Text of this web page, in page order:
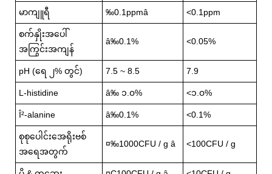
မာကျူရီ ‰0.1ppmâ <0.1ppm
စက်နှိုးအပေါ်
အကြွင်းအကျန်
â‰0.1% <0.05%
pH (ရေ ၂% တွင်) 7.5 ~ 8.5 7.9
L-histidine â‰ ၁.၀% <၁.၀%
Î²-alanine â‰0.1% <0.1%
စုစုပေါင်းအေရိုးဗစ်
အရေအတွက်
¤‰1000CFU / g â <100CFU / g